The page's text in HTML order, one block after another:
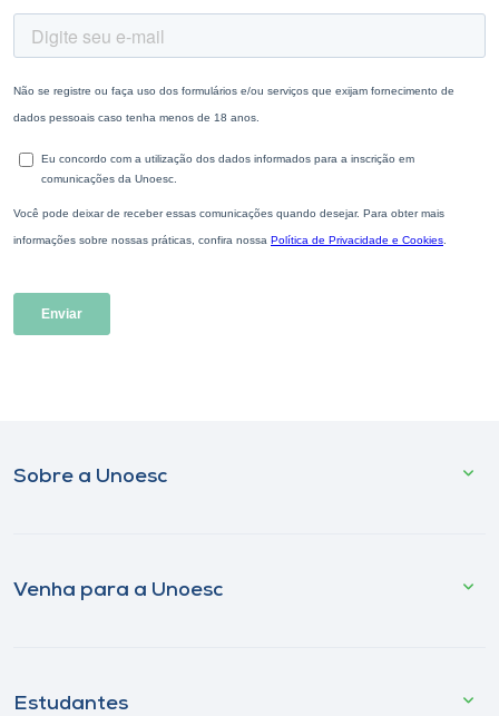
Sobre a Unoesc
Venha para a Unoesc
Estudantes